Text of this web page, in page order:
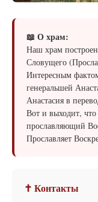
📖 О храм:
Наш храм
Словущего
Интересным
генеральшей
Анастасия в
Вот и выходит, что
прославляющий
Прославляет
✝ Контакты